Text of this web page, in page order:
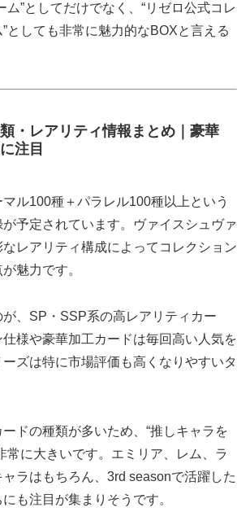
ム”としてだけでなく、“リゼロ公式コレ
としても非常に魅力的なBOXと言える
・レアリティ情報まとめ｜豪華
注目
ル100種＋パラレル100種以上という
予定されています。ヴァイスシュヴァ
レアリティ構成によってコレクション
魅力です。
、SP・SSP系の高レアリティカー
仕様や豪華加工カードは毎回高い人気を
ズは特に市場評価も高くなりやすいタ
ドの種類が多いため、“推しキャラを
常に大きいです。エミリア、レム、ラ
ラはもちろん、3rd seasonで活躍した
も注目が集まりそうです。